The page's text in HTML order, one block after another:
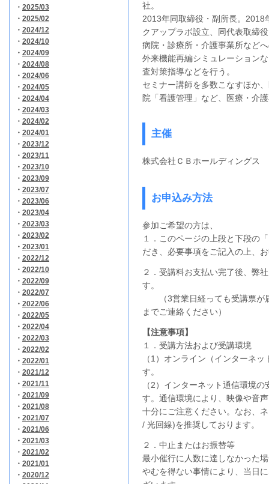
・ 2025/03
・ 2025/02
・ 2024/12
・ 2024/10
・ 2024/09
・ 2024/08
・ 2024/06
・ 2024/05
・ 2024/04
・ 2024/03
・ 2024/02
・ 2024/01
・ 2023/12
・ 2023/11
・ 2023/10
・ 2023/09
・ 2023/07
・ 2023/06
・ 2023/04
・ 2023/03
・ 2023/02
・ 2023/01
・ 2022/12
・ 2022/10
・ 2022/09
・ 2022/07
・ 2022/06
・ 2022/05
・ 2022/04
・ 2022/03
・ 2022/02
・ 2022/01
・ 2021/12
・ 2021/11
・ 2021/09
・ 2021/08
・ 2021/07
・ 2021/06
・ 2021/03
・ 2021/02
・ 2021/01
・ 2020/12
社。
2013年同取締役・副所長。2018
クアップラボ設立、同代表取締
病院・診療所・介護事業所など
外来機能再編シミュレーション
査対策指導などを行う。
セミナー講師を多数こなすほか
院「看護管理」など、医療・介
主催
株式会社ＣＢホールディングス
お申込み方法
参加ご希望の方は、
１．このページの上段と下段の
だき、必要事項をご記入の上、
２．受講料お支払い完了後、弊
す。
（3営業日経っても受講票が
までご連絡ください）
【注意事項】
１．受講方法および受講環境
（1）オンライン（インターネ
す。
（2）インターネット通信環境
す。通信環境により、映像や音
十分にご注意ください。なお、
/ 光回線)を推奨しております。
２．中止またはお振替等
最小催行に人数に達しなかった
やむを得ない事情により、当日